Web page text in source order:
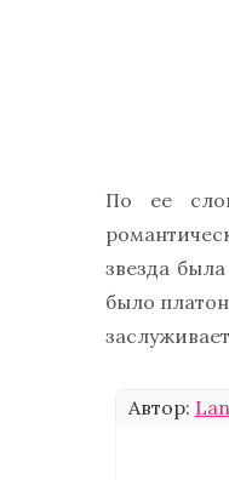
По ее
звезда
было
Автор: